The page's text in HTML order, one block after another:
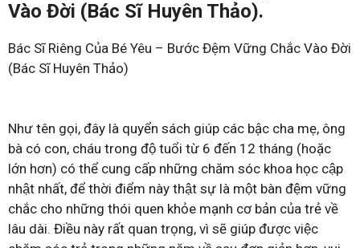
Vào Đời (Bác Sĩ Huyên Thảo).
Bác Sĩ Riêng Của Bé Yêu – Bước Đệm Vững Chắc Vào Đời
(Bác Sĩ Huyên Thảo)
Như tên gọi, đây là quyển sách giúp các bậc cha mẹ, ông
bà có con, cháu trong độ tuổi từ 6 đến 12 tháng (hoặc
lớn hơn) có thể cung cấp những chăm sóc khoa học cập
nhật nhất, để thời điểm này thật sự là một bàn đệm vững
chắc cho những thói quen khỏe mạnh cơ bản của trẻ về
lâu dài. Điều này rất quan trọng, vì sẽ giúp được việc